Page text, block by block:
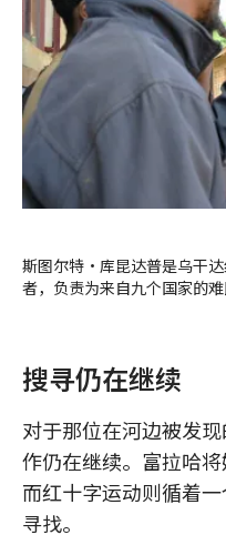
斯图尔特·库昆达普是乌干
者，负责为来自九个国家的
搜寻仍在继续
对于那位在河边被发
作仍在继续。富拉哈将
而红十字运动则循着
寻找。